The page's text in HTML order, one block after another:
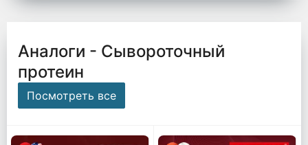
Аналоги - Сывороточный
протеин
Посмотреть все